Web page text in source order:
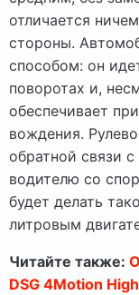
отличается
стороны.
способом: он
поворотах и,
обеспечивает
вождения.
обратной связи
водителю со
будет делать
литровым
Читайте также:
DSG 4Motion